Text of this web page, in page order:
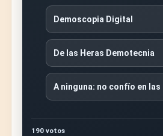
Demoscopia Digital
De las Heras Demotecnia
A ninguna: no confío en
190 votos